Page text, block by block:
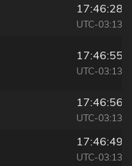
17:46:28
UTC-03:13
17:46:55
UTC-03:13
17:46:56
UTC-03:13
17:46:49
UTC-03:13